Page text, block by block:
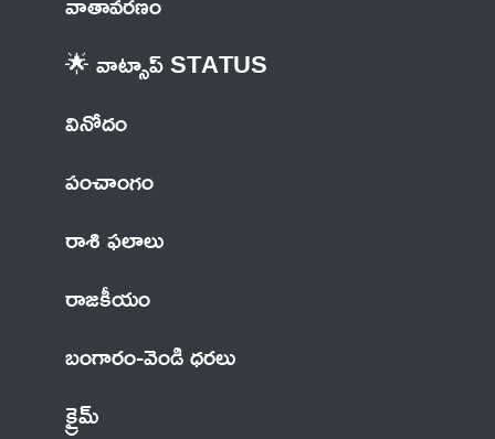
🌟 వాట్సాప్ STATUS
వినోదం
పంచాంగం
రాశి ఫలాలు
రాజకీయం
బంగారం-వెండి ధరలు
క్రైమ్